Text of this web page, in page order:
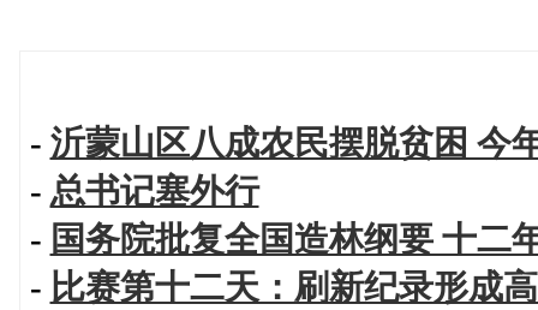
- 沂蒙山区八成农民摆脱贫困 今
- 总书记塞外行
- 国务院批复全国造林纲要 十二
- 比赛第十二天：刷新纪录形成